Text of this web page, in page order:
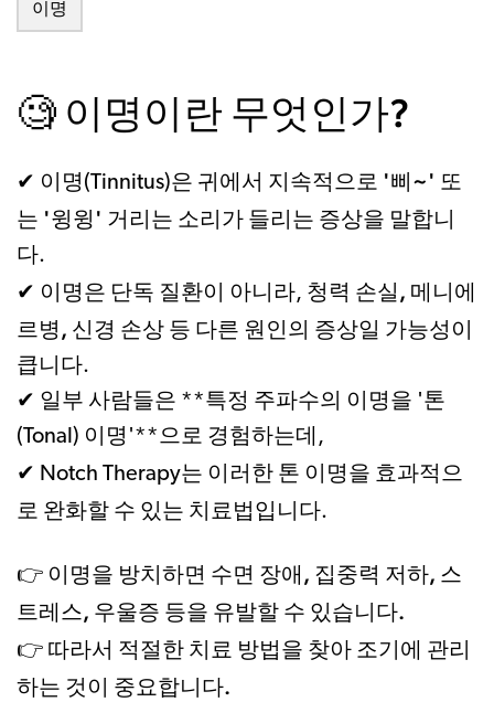
이명
🧐 이명이란 무엇인가?
✔ 이명(Tinnitus)은 귀에서 지속적으로 '삐~' 또
는 '윙윙' 거리는 소리가 들리는 증상을 말합니
다.
✔ 이명은 단독 질환이 아니라, 청력 손실, 메니에
르병, 신경 손상 등 다른 원인의 증상일 가능성이
큽니다.
✔ 일부 사람들은 **특정 주파수의 이명을 '톤
(Tonal) 이명'**으로 경험하는데,
✔ Notch Therapy는 이러한 톤 이명을 효과적으
로 완화할 수 있는 치료법 입니다.
👉 이명을 방치하면 수면 장애, 집중력 저하, 스
트레스, 우울증 등을 유발할 수 있습니다.
👉 따라서 적절한 치료 방법을 찾아 조기에 관리
하는 것이 중요합니다.